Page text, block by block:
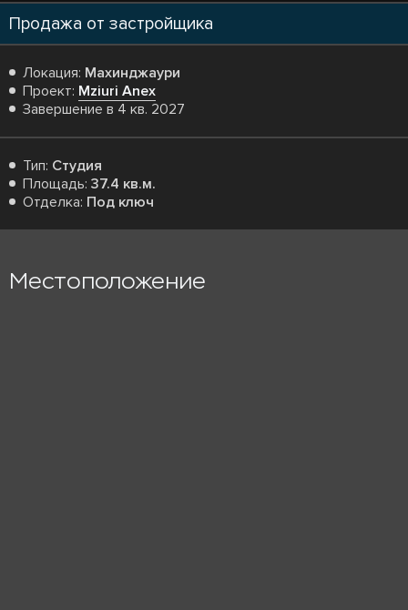
Продажа от застройщика
Локация: Махинджаури
Проект: Mziuri Anex
Завершение в 4 кв. 2027
Тип: Студия
Площадь: 37.4 кв.м.
Отделка: Под ключ
Местоположение